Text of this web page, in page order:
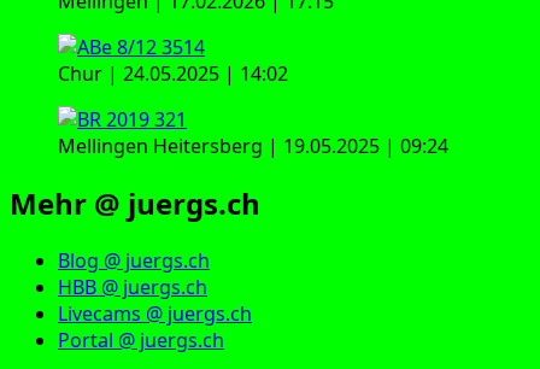
Chur | 24.05.2025 | 14:02
Mellingen Heitersberg | 19.05.2025 | 09:24
Mehr @ juergs.ch
Blog @ juergs.ch
HBB @ juergs.ch
Livecams @ juergs.ch
Portal @ juergs.ch